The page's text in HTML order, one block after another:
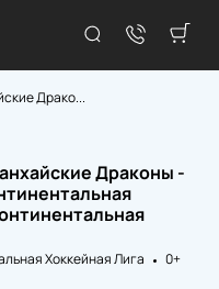
Драко...
Драконы -
Хоккейная Лига
0+